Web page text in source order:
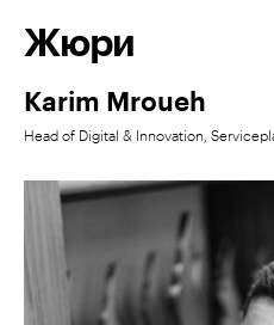
Жюри
Karim Mroueh
Head of Digital & Innovation,